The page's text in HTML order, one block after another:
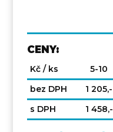
CENY:
Kč / ks 5-10
bez DPH
1 205,-
s DPH
1 458,-